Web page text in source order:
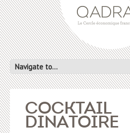
COCKTAIL
DINATOIRE